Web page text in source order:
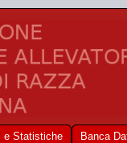
e Statistiche
Banca